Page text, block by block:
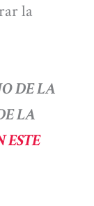
la
DE LA
LA
ESTE